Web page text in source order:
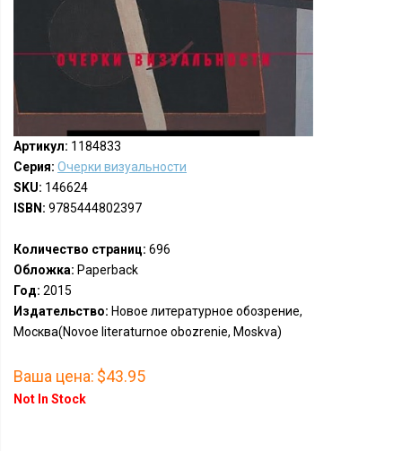
Артикул: 1184833
Серия: Очерки визуальности
SKU: 146624
ISBN: 9785444802397
Количество страниц: 696
Обложка: Paperback
Год: 2015
Издательство: Новое литературное обозрение,
Москва(Novoe literaturnoe obozrenie, Moskva)
Ваша цена: $43.95
Not In Stock